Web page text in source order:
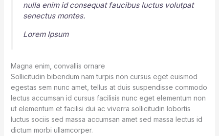
nulla enim id consequat faucibus luctus volutpat
senectus montes.
Lorem Ipsum
Magna enim, convallis ornare
Sollicitudin bibendum nam turpis non cursus eget euismod
egestas sem nunc amet, tellus at duis suspendisse commodo
lectus accumsan id cursus facilisis nunc eget elementum non
ut elementum et facilisi dui ac viverra sollicitudin lobortis
luctus sociis sed massa accumsan amet sed massa lectus id
dictum morbi ullamcorper.